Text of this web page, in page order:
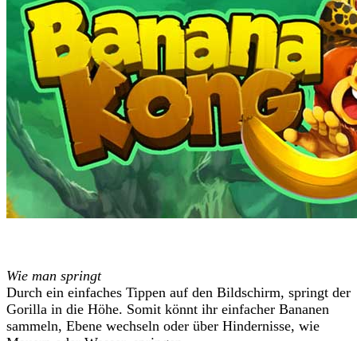
Wie man springt
Durch ein einfaches Tippen auf den Bildschirm, springt der
Gorilla in die Höhe. Somit könnt ihr einfacher Bananen
sammeln, Ebene wechseln oder über Hindernisse, wie